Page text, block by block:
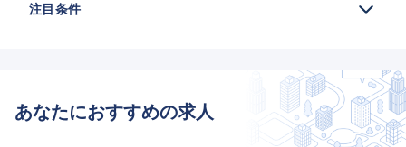
注目条件
あなたにおすすめの求人